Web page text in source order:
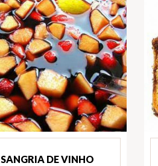
SANGRIA DE VINHO